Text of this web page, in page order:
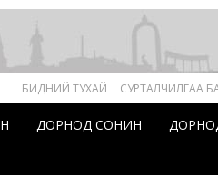
БИДНИЙ ТУХАЙ СУРТАЛЧИЛГАА
ДОРНОД СОНИН